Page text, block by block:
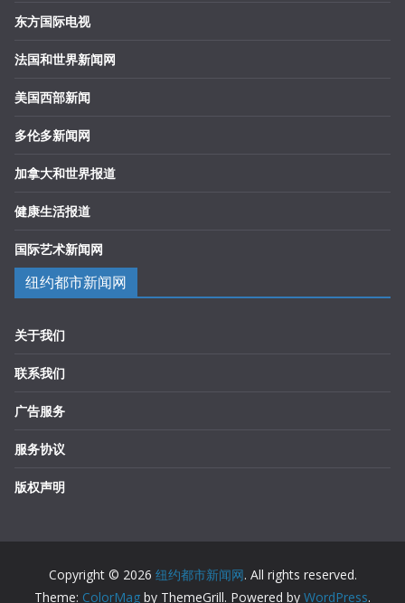
东方国际电视
法国和世界新闻网
美国西部新闻
多伦多新闻网
加拿大和世界报道
健康生活报道
国际艺术新闻网
纽约都市新闻网
关于我们
联系我们
广告服务
服务协议
版权声明
Copyright © 2026 纽约都市新闻网. All rights reserved.
Theme: ColorMag by ThemeGrill. Powered by WordPress.